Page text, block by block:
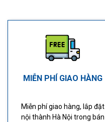
MIỄN PHÍ GIAO HÀNG
Miễn phí giao hàng, lắp đặt
nội thành Hà Nội trong bán